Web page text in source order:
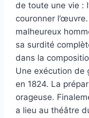
de toute une vie :
couronner
malheureux
sa surdité
dans la
Une exécution de
en 1824. La
orageuse.
a lieu au théâtre